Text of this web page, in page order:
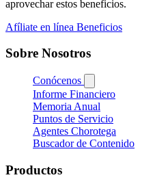
aprovechar estos beneficios.
Afíliate en línea Beneficios
Sobre Nosotros
Conócenos
Informe Financiero
Memoria Anual
Puntos de Servicio
Agentes Chorotega
Buscador de Contenido
Productos